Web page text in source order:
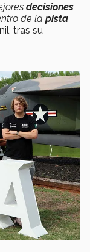
decisiones
de la pista
tras su